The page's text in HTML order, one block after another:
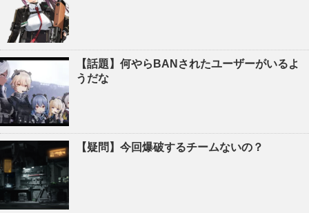
【話題】何やらBANされたユーザーがいるよ
うだな
【疑問】今回爆破するチームないの？